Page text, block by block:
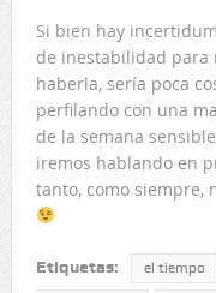
Si bien hay
de inestabilidad para
haberla, sería poca
perfilando con una
de la semana
iremos hablando en
tanto, como siempre,
Etiquetas: el tiempo